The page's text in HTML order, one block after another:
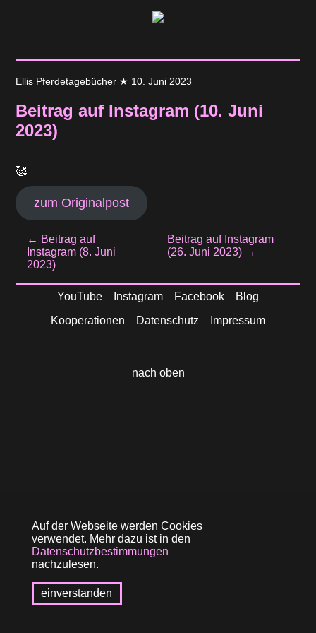
Ellis Pferdetagebücher ★ 10. Juni 2023
Beitrag auf Instagram (10. Juni
2023)
🥰
zum Originalpost
Beitragsnavigation
← Beitrag auf
Instagram (8. Juni
2023)
Beitrag auf Instagram
(26. Juni 2023) →
YouTube Instagram Facebook
Blog
Kooperationen
Datenschutz Impressum
nach oben
Auf der Webseite werden Cookies
verwendet. Mehr dazu ist in den
Datenschutzbestimmungen
nachzulesen.
einverstanden